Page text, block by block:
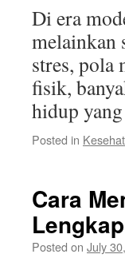
Di era
melainkan
stres, pola
fisik,
hidup
Posted in
Cara
Posted on July